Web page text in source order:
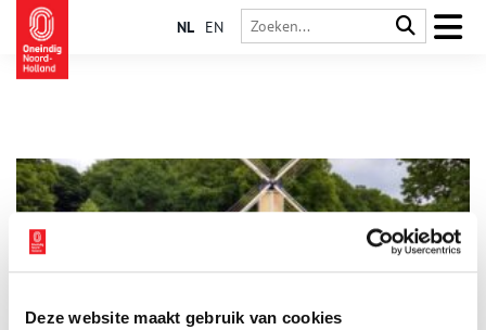
Deze website maakt gebruik van cookies
NL EN